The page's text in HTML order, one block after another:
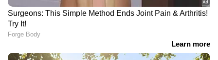
മോഹൻദാസിനും കുരുക്ക്